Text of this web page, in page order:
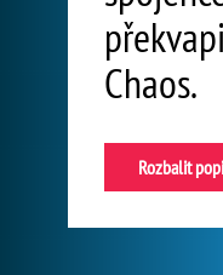
Chaos.
Rozbalit